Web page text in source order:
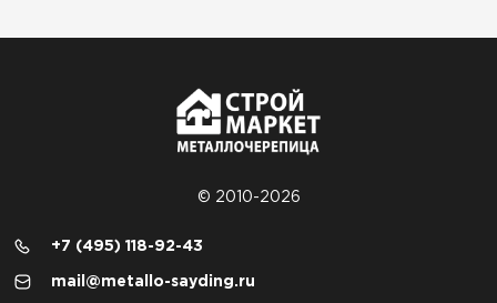
© 2010-2026
+7 (495) 118-92-43
mail@metallo-sayding.ru